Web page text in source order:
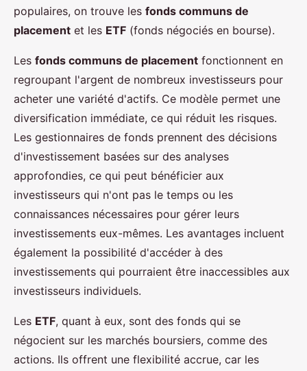
populaires, on trouve les fonds communs de
placement et les ETF (fonds négociés en bourse).
Les fonds communs de placement fonctionnent en
regroupant l'argent de nombreux investisseurs pour
acheter une variété d'actifs. Ce modèle permet une
diversification immédiate, ce qui réduit les risques.
Les gestionnaires de fonds prennent des décisions
d'investissement basées sur des analyses
approfondies, ce qui peut bénéficier aux
investisseurs qui n'ont pas le temps ou les
connaissances nécessaires pour gérer leurs
investissements eux-mêmes. Les avantages incluent
également la possibilité d'accéder à des
investissements qui pourraient être inaccessibles aux
investisseurs individuels.
Les ETF, quant à eux, sont des fonds qui se
négocient sur les marchés boursiers, comme des
actions. Ils offrent une flexibilité accrue, car les